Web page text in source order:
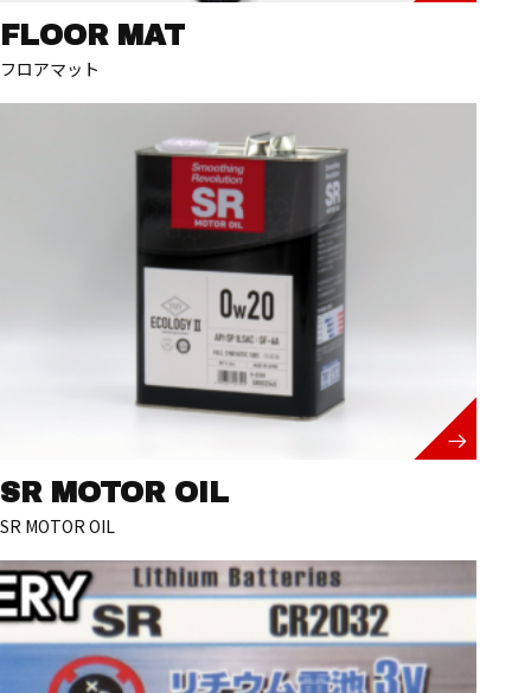
FLOOR MAT
フロアマット
SR MOTOR OIL
SR MOTOR OIL